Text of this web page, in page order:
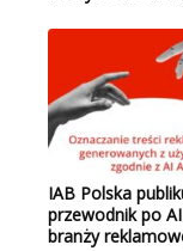
IAB Polska
przewodnik po
branży